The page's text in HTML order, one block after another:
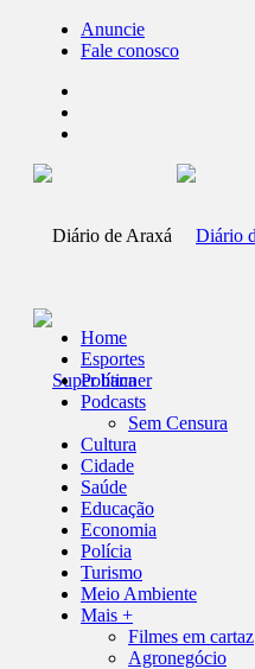
Anuncie
Fale conosco
Home
Esportes
Política
Podcasts
Sem Censura
Cultura
Cidade
Saúde
Educação
Economia
Polícia
Turismo
Meio Ambiente
Mais +
Filmes em cartaz
Agronegócio